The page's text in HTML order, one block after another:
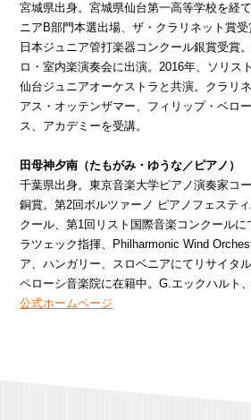
宮城県出身。宮城県仙台第一高等学校を経
ニアB部門本選出場、ザ・クラリネット賞
日本ジュニア管打楽器コンクール銀賞受賞
ロ・室内楽演奏会に出演。2016年、ソリ
仙台ジュニアオーケストラと共演。クラリ
アス・オッテンザマー、フィリップ・ベロ
ス、アカデミーを受講。
田母神夕南（たもがみ・ゆうな／ピアノ）
千葉県出身。東京音楽大学ピアノ演奏家コ
銅賞。第2回ボルツァーノ ピアノフェステ
クール、第1回リスト国際音楽コンクール
ラツェック指揮、Philharmonic Wind
ア、ハンガリー、スロベニアにてリサイタ
ペローシ音楽院に在籍中。G.エックハルト
公式ホームページ